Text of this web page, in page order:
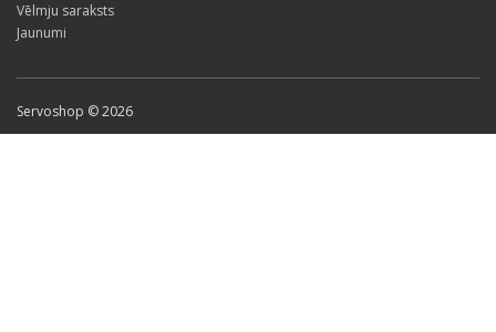
Vēlmju saraksts
Jaunumi
Servoshop © 2026